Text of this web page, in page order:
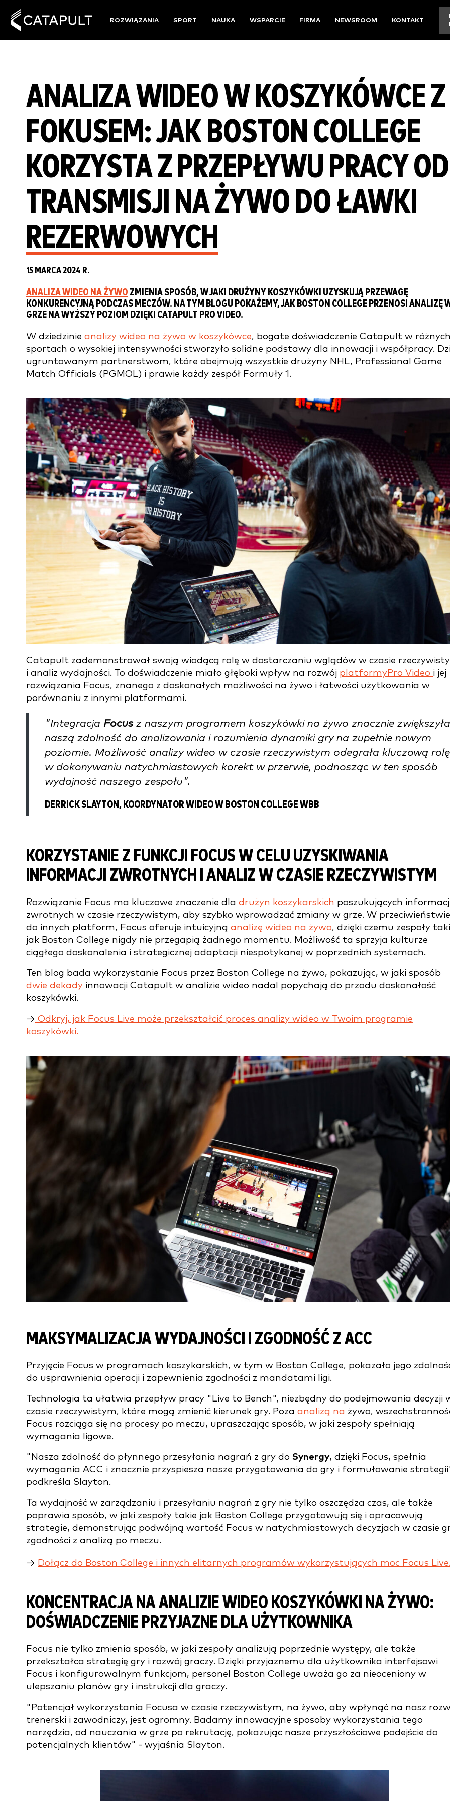
ROZWIĄZANIA SPORT NAUKA WSPARCIE FIRMA NEWSROOM KONTAKT
ANALIZA WIDEO W KOSZYKÓWCE Z
FOKUSEM: JAK BOSTON COLLEGE
KORZYSTA Z PRZEPŁYWU PRACY OD
TRANSMISJI NA ŻYWO DO ŁAWKI
REZERWOWYCH
15 MARCA 2024 R.
ANALIZA WIDEO NA ŻYWO ZMIENIA SPOSÓB, W JAKI DRUŻYNY KOSZYKÓWKI UZYSKUJĄ PRZEWAGĘ
KONKURENCYJNĄ PODCZAS MECZÓW. NA TYM BLOGU POKAŻEMY, JAK BOSTON COLLEGE PRZENOSI ANALIZĘ
GRZE NA WYŻSZY POZIOM DZIĘKI CATAPULT PRO VIDEO.
W dziedzinie analizy wideo na żywo w koszykówce, bogate doświadczenie Catapult w
sportach o wysokiej intensywności stworzyło solidne podstawy dla innowacji i współpracy.
ugruntowanym partnerstwom, które obejmują wszystkie drużyny NHL, Professional Game
Match Officials (PGMOL) i prawie każdy zespół Formuły 1.
Catapult zademonstrował swoją wiodącą rolę w dostarczaniu wglądów w czasie
i analiz wydajności. To doświadczenie miało głęboki wpływ na rozwój platformyPro Video i jej
rozwiązania Focus, znanego z doskonałych możliwości na żywo i łatwości użytkowania w
porównaniu z innymi platformami.
"Integracja Focusz naszym programem koszykówki na żywo znacznie zwiększyła
naszą zdolność do analizowania i rozumienia dynamiki gry na zupełnie nowym
poziomie. Możliwość analizy wideo w czasie rzeczywistym odegrała kluczową rolę
w dokonywaniu natychmiastowych korekt w przerwie, podnosząc w ten sposób
wydajność naszego zespołu".
DERRICK SLAYTON, KOORDYNATOR WIDEO W BOSTON COLLEGE WBB
KORZYSTANIE Z FUNKCJI FOCUS W CELU UZYSKIWANIA
INFORMACJI ZWROTNYCH I ANALIZ W CZASIE RZECZYWISTYM
Rozwiązanie Focus ma kluczowe znaczenie dla drużyn koszykarskich poszukujących
zwrotnych w czasie rzeczywistym, aby szybko wprowadzać zmiany w grze. W przeciwieństwie
do innych platform, Focus oferuje intuicyjną analizę wideo na żywo, dzięki czemu zespoły
jak Boston College nigdy nie przegapią żadnego momentu. Możliwość ta sprzyja kulturze
ciągłego doskonalenia i strategicznej adaptacji niespotykanej w poprzednich systemach.
Ten blog bada wykorzystanie Focus przez Boston College na żywo, pokazując, w jaki sposób
dwie dekady innowacji Catapult w analizie wideo nadal popychają do przodu doskonałość
koszykówki.
→ Odkryj, jak Focus Live może przekształcić proces analizy wideo w Twoim programie
koszykówki.
MAKSYMALIZACJA WYDAJNOŚCI I ZGODNOŚĆ Z ACC
Przyjęcie Focus w programach koszykarskich, w tym w Boston College, pokazało jego
do usprawnienia operacji i zapewnienia zgodności z mandatami ligi.
Technologia ta ułatwia przepływ pracy "Live to Bench", niezbędny do podejmowania decyzji
czasie rzeczywistym, które mogą zmienić kierunek gry. Poza analizą na żywo,
Focus rozciąga się na procesy po meczu, upraszczając sposób, w jaki zespoły spełniają
wymagania ligowe.
"Nasza zdolność do płynnego przesyłania nagrań z gry do Synergy, dzięki Focus, spełnia
wymagania ACC i znacznie przyspiesza nasze przygotowania do gry i formułowanie
podkreśla Slayton.
Ta wydajność w zarządzaniu i przesyłaniu nagrań z gry nie tylko oszczędza czas, ale także
poprawia sposób, w jaki zespoły takie jak Boston College przygotowują się i opracowują
strategie, demonstrując podwójną wartość Focus w natychmiastowych decyzjach w czasie
zgodności z analizą po meczu.
→ Dołącz do Boston College i innych elitarnych programów wykorzystujących moc Focus
KONCENTRACJA NA ANALIZIE WIDEO KOSZYKÓWKI NA ŻYWO:
DOŚWIADCZENIE PRZYJAZNE DLA UŻYTKOWNIKA
Focus nie tylko zmienia sposób, w jaki zespoły analizują poprzednie występy, ale także
przekształca strategię gry i rozwój graczy. Dzięki przyjaznemu dla użytkownika interfejsowi
Focus i konfigurowalnym funkcjom, personel Boston College uważa go za nieoceniony w
ulepszaniu planów gry i instrukcji dla graczy.
"Potencjał wykorzystania Focusa w czasie rzeczywistym, na żywo, aby wpłynąć na nasz
trenerski i zawodniczy, jest ogromny. Badamy innowacyjne sposoby wykorzystania tego
narzędzia, od nauczania w grze po rekrutację, pokazując nasze przyszłościowe podejście do
potencjalnych klientów" - wyjaśnia Slayton.